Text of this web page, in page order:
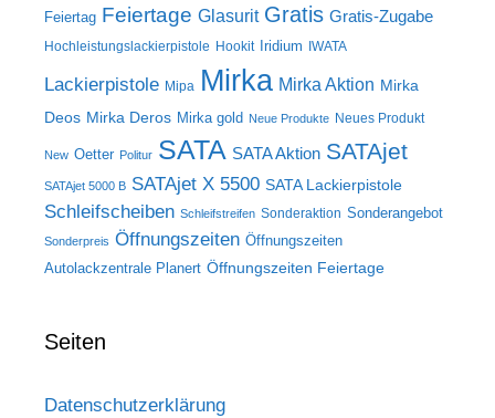
Feiertag Feiertage Glasurit Gratis Gratis-Zugabe
Hochleistungslackierpistole Hookit Iridium IWATA
Lackierpistole Mipa Mirka Mirka Aktion Mirka
Deos Mirka Deros Mirka gold Neue Produkte Neues Produkt
New Oetter Politur SATA SATA Aktion SATAjet
SATAjet 5000 B SATAjet X 5500 SATA Lackierpistole
Schleifscheiben Schleifstreifen Sonderaktion Sonderangebot
Sonderpreis Öffnungszeiten Öffnungszeiten
Autolackzentrale Planert Öffnungszeiten Feiertage
Seiten
Datenschutzerklärung